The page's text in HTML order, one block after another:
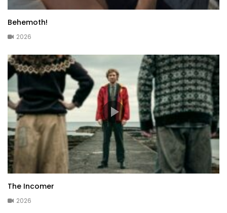
Behemoth!
2026
The Incomer
2026